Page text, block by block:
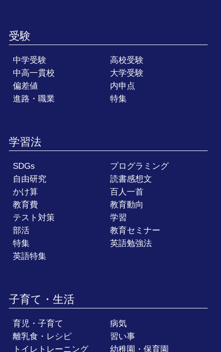
受験
中学受験
高校受験
中高一貫校
大学受験
偏差値
内申点
進路・職業
特集
学習法
SDGs
プログラミング
自由研究
読書感想文
かけ算
百人一首
教育費
教育動向
テスト対策
学習
部活
教育セミナー
特集
英語勉強法
英語特集
子育て・生活
育児・子育て
病気
離乳食・レシピ
習い事
トイレトレーニング
幼稚園・保育園